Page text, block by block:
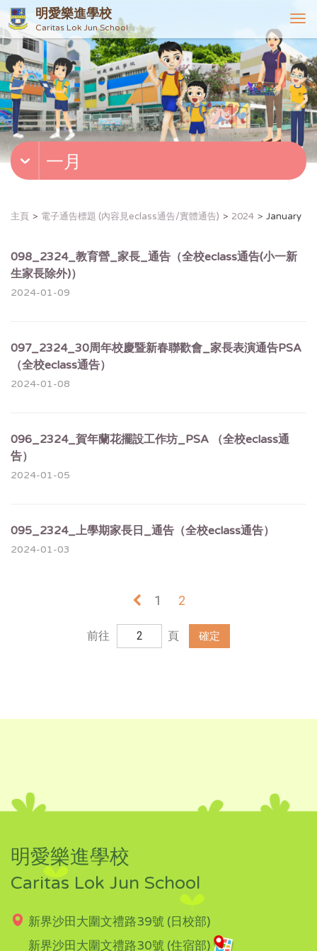
明愛樂進學校
Caritas Lok Jun School
T
o
g
g
l
e
n
v
g
i
一月
主頁 電子通告標題 (內容見eclass通告/實體通告) 2024 January
098_2324_教育營_家長_通告（全校eclass通告(小一新
生家長除外)）
2024-01-09
097_2324_30周年校慶暨新春聯歡會_家長表演通告PSA
（全校eclass通告）
2024-01-08
096_2324_賀年蘭花擺設工作坊_PSA （全校eclass通
告）
2024-01-05
095_2324_上學期家長日_通告（全校eclass通告）
2024-01-03
« 1 2
前往 頁 確定
明愛樂進學校
Caritas Lok Jun School
新界沙田大圍文禮路39號 (日校部)
新界沙田大圍文禮路30號 (住宿部)